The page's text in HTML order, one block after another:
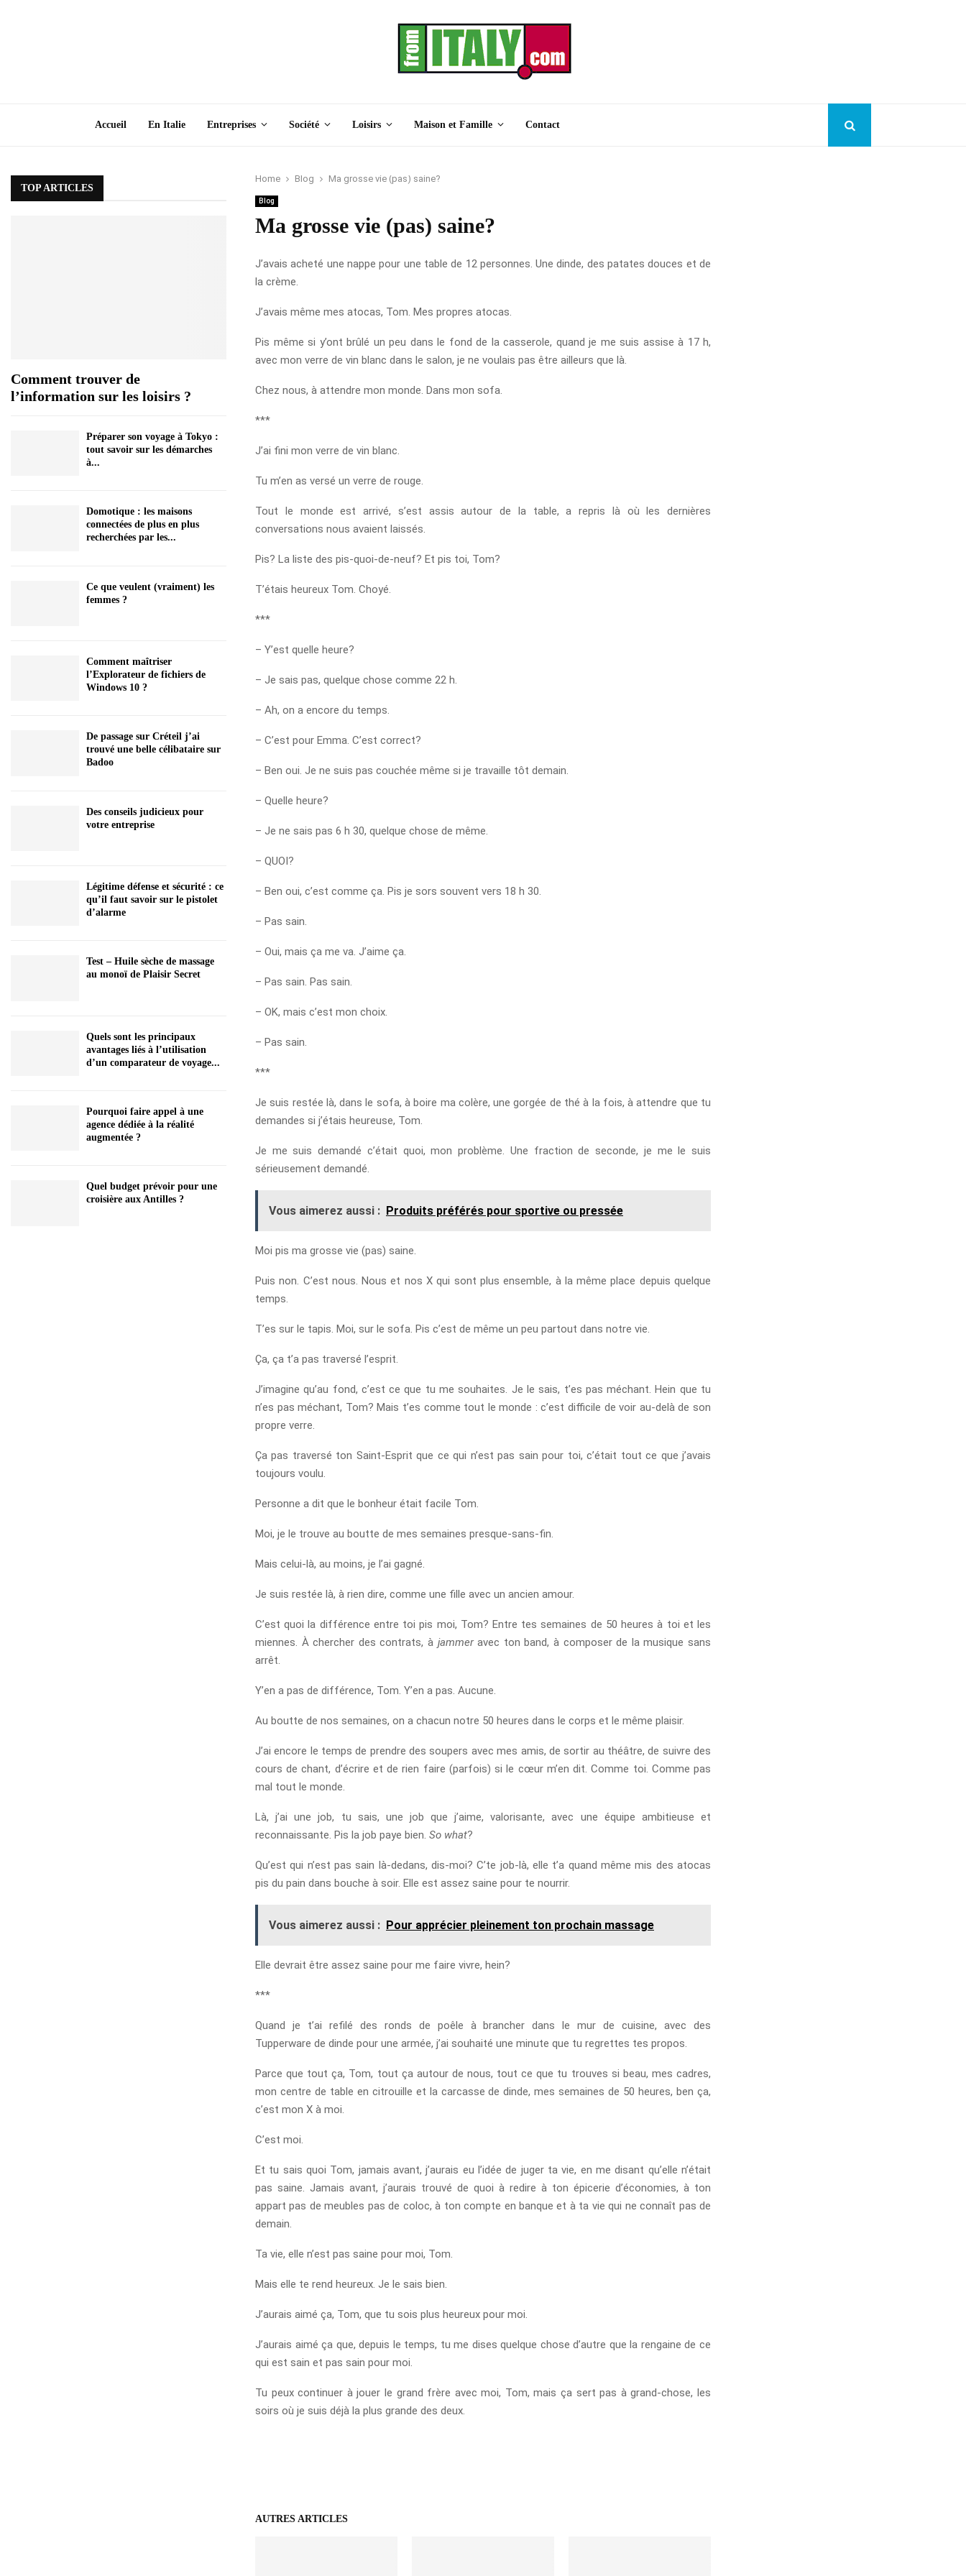
Accueil En Italie Entreprises Société Loisirs Maison et Famille Contact
Home Blog Ma grosse vie (pas) saine?
Blog
Ma grosse vie (pas) saine?
J’avais acheté une nappe pour une table de 12 personnes. Une dinde, des patates douces et de
la crème.
J’avais même mes atocas, Tom. Mes propres atocas.
Pis même si y’ont brûlé un peu dans le fond de la casserole, quand je me suis assise à 17 h,
avec mon verre de vin blanc dans le salon, je ne voulais pas être ailleurs que là.
Chez nous, à attendre mon monde. Dans mon sofa.
***
J’ai fini mon verre de vin blanc.
Tu m’en as versé un verre de rouge.
Tout le monde est arrivé, s’est assis autour de la table, a repris là où les dernières
conversations nous avaient laissés.
Pis? La liste des pis-quoi-de-neuf? Et pis toi, Tom?
T’étais heureux Tom. Choyé.
***
– Y’est quelle heure?
– Je sais pas, quelque chose comme 22 h.
– Ah, on a encore du temps.
– C’est pour Emma. C’est correct?
– Ben oui. Je ne suis pas couchée même si je travaille tôt demain.
– Quelle heure?
– Je ne sais pas 6 h 30, quelque chose de même.
– QUOI?
– Ben oui, c’est comme ça. Pis je sors souvent vers 18 h 30.
– Pas sain.
– Oui, mais ça me va. J’aime ça.
– Pas sain. Pas sain.
– OK, mais c’est mon choix.
– Pas sain.
***
Je suis restée là, dans le sofa, à boire ma colère, une gorgée de thé à la fois, à attendre que tu
demandes si j’étais heureuse, Tom.
Je me suis demandé c’était quoi, mon problème. Une fraction de seconde, je me le suis
sérieusement demandé.
Vous aimerez aussi : Produits préférés pour sportive ou pressée
Moi pis ma grosse vie (pas) saine.
Puis non. C’est nous. Nous et nos X qui sont plus ensemble, à la même place depuis quelque
temps.
T’es sur le tapis. Moi, sur le sofa. Pis c’est de même un peu partout dans notre vie.
Ça, ça t’a pas traversé l’esprit.
J’imagine qu’au fond, c’est ce que tu me souhaites. Je le sais, t’es pas méchant. Hein que tu
n’es pas méchant, Tom? Mais t’es comme tout le monde : c’est difficile de voir au-delà de son
propre verre.
Ça pas traversé ton Saint-Esprit que ce qui n’est pas sain pour toi, c’était tout ce que j’avais
toujours voulu.
Personne a dit que le bonheur était facile Tom.
Moi, je le trouve au boutte de mes semaines presque-sans-fin.
Mais celui-là, au moins, je l’ai gagné.
Je suis restée là, à rien dire, comme une fille avec un ancien amour.
C’est quoi la différence entre toi pis moi, Tom? Entre tes semaines de 50 heures à toi et les
miennes. À chercher des contrats, à jammeravec ton band, à composer de la musique sans
arrêt.
Y’en a pas de différence, Tom. Y’en a pas. Aucune.
Au boutte de nos semaines, on a chacun notre 50 heures dans le corps et le même plaisir.
J’ai encore le temps de prendre des soupers avec mes amis, de sortir au théâtre, de suivre des
cours de chant, d’écrire et de rien faire (parfois) si le cœur m’en dit. Comme toi. Comme pas
mal tout le monde.
Là, j’ai une job, tu sais, une job que j’aime, valorisante, avec une équipe ambitieuse et
reconnaissante. Pis la job paye bien. So what?
Qu’est qui n’est pas sain là-dedans, dis-moi? C’te job-là, elle t’a quand même mis des atocas
pis du pain dans bouche à soir. Elle est assez saine pour te nourrir.
Vous aimerez aussi : Pour apprécier pleinement ton prochain massage
Elle devrait être assez saine pour me faire vivre, hein?
***
Quand je t’ai refilé des ronds de poêle à brancher dans le mur de cuisine, avec des
Tupperware de dinde pour une armée, j’ai souhaité une minute que tu regrettes tes propos.
Parce que tout ça, Tom, tout ça autour de nous, tout ce que tu trouves si beau, mes cadres,
mon centre de table en citrouille et la carcasse de dinde, mes semaines de 50 heures, ben ça,
c’est mon X à moi.
C’est moi.
Et tu sais quoi Tom, jamais avant, j’aurais eu l’idée de juger ta vie, en me disant qu’elle n’était
pas saine. Jamais avant, j’aurais trouvé de quoi à redire à ton épicerie d’économies, à ton
appart pas de meubles pas de coloc, à ton compte en banque et à ta vie qui ne connaît pas de
demain.
Ta vie, elle n’est pas saine pour moi, Tom.
Mais elle te rend heureux. Je le sais bien.
J’aurais aimé ça, Tom, que tu sois plus heureux pour moi.
J’aurais aimé ça que, depuis le temps, tu me dises quelque chose d’autre que la rengaine de ce
qui est sain et pas sain pour moi.
Tu peux continuer à jouer le grand frère avec moi, Tom, mais ça sert pas à grand-chose, les
soirs où je suis déjà la plus grande des deux.
AUTRES ARTICLES
TOP ARTICLES
Comment trouver de
l’information sur les loisirs ?
Préparer son voyage à Tokyo :
tout savoir sur les démarches
à...
Domotique : les maisons
connectées de plus en plus
recherchées par les...
Ce que veulent (vraiment) les
femmes ?
Comment maîtriser
l’Explorateur de fichiers de
Windows 10 ?
De passage sur Créteil j’ai
trouvé une belle célibataire sur
Badoo
Des conseils judicieux pour
votre entreprise
Légitime défense et sécurité : ce
qu’il faut savoir sur le pistolet
d’alarme
Test – Huile sèche de massage
au monoï de Plaisir Secret
Quels sont les principaux
avantages liés à l’utilisation
d’un comparateur de voyage...
Pourquoi faire appel à une
agence dédiée à la réalité
augmentée ?
Quel budget prévoir pour une
croisière aux Antilles ?